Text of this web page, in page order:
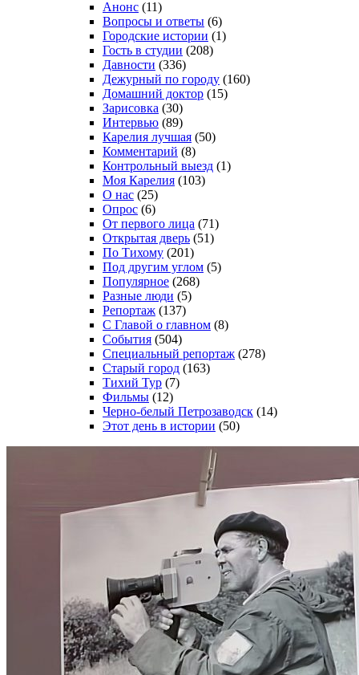
Анонс (11)
Вопросы и ответы (6)
Городские истории (1)
Гость в студии (208)
Давности (336)
Дежурный по городу (160)
Домашний доктор (15)
Зарисовка (30)
Интервью (89)
Карелия лучшая (50)
Комментарий (8)
Контрольный выезд (1)
Моя Карелия (103)
О нас (25)
Опрос (6)
От первого лица (71)
Открытая дверь (51)
По Тихому (201)
Под другим углом (5)
Популярное (268)
Разные люди (5)
Репортаж (137)
С Главой о главном (8)
События (504)
Специальный репортаж (278)
Старый город (163)
Тихий Тур (7)
Фильмы (12)
Черно-белый Петрозаводск (14)
Этот день в истории (50)